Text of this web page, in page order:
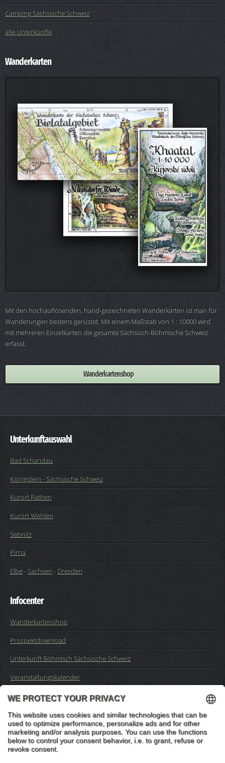
Camping Sächsische Schweiz
alle Unterkünfte
Wanderkarten
Mit den hochauflösenden, hand-gezeichneten Wanderkarten ist man für
Wanderungen bestens gerüstet. Mit einem Maßstab von 1 : 10000 wird
mit mehreren Einzelkarten die gesamte Sächsisch-Böhmische Schweiz
erfasst.
Wanderkartenshop
Unterkunftauswahl
Bad Schandau
Königstein - Sächsische Schweiz
Kurort Rathen
Kurort Wehlen
Sebnitz
Pirna
Elbe-Sachsen - Dresden
Infocenter
Wanderkartenshop
Prospektdownload
Unterkunft Böhmisch Sächsische Schweiz
Veranstaltungskalender
Impressum
Buchungsanfrage